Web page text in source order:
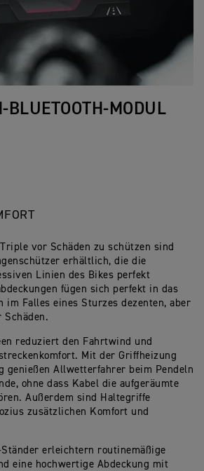
BLUETOOTH-MODUL
vor Schäden zu schützen sind
erhältlich, die die
Linien des Bikes perfekt
fügen sich perfekt in das
im Falles eines Sturzes dezenten, aber
Schäden.
reduziert den Fahrtwind und
Mit der Griffheizung
genießen Allwetterfahrer beim Pendeln
ohne dass Kabel die aufgeräumte
Außerdem sind Haltegriffe
zusätzlichen Komfort und
erleichtern routinemäßige
eine hochwertige Abdeckung mit